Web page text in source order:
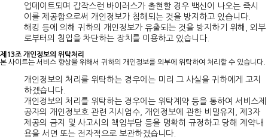
업데이트되며 갑작스런 바이러스가 출현할 경우 백신이 나오는 즉시
이를 제공함으로써 개인정보가 침해되는 것을 방지하고 있습니다.
해킹 등에 의해 귀하의 개인정보가 유출되는 것을 방지하기 위해, 외부
로부터의 침입을 차단하는 장치를 이용하고 있습니다.
제13조 개인정보의 위탁처리
본 사이트는 서비스 향상을 위해서 귀하의 개인정보를 외부에 위탁하여 처리할 수 있습니다.
개인정보의 처리를 위탁하는 경우에는 미리 그 사실을 귀하에게 고지
하겠습니다.
개인정보의 처리를 위탁하는 경우에는 위탁계약 등을 통하여 서비스제
공자의 개인정보호 관련 지시엄수, 개인정보에 관한 비밀유지, 제3자
제공의 금지 및 사고시의 책임부담 등을 명확히 규정하고 당해 계약내
용을 서면 또는 전자적으로 보관하겠습니다.